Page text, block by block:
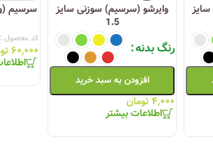
وایرشو (سرسیم) سوزنی سایز
1.5
رنگ بدنه
افزودن به سبد خرید
۴,۰۰۰ تومان
اطلاعات بیشتر
کد محصول
۶۰,۰۰۰